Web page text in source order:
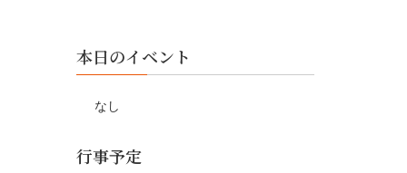
本日のイベント
なし
行事予定